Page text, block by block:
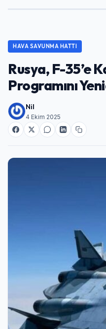
HAVA SAVUNMA HATTI
Rusya, F-35’e
Programını
Nil
4 Ekim 2025